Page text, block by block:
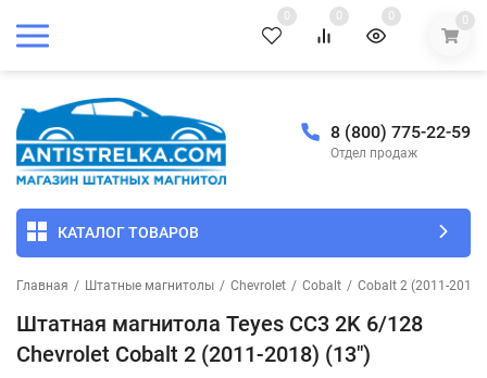
0 0 0 0
8 (800) 775-22-59
Отдел продаж
КАТАЛОГ ТОВАРОВ
Главная / Штатные магнитолы / Chevrolet / Cobalt / Cobalt 2 (2011-2016)
Штатная магнитола Teyes CC3 2K 6/128
Chevrolet Cobalt 2 (2011-2018) (13")